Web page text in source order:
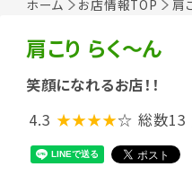
ホーム お店情報TOP 肩
肩こり らく～ん
笑顔になれるお店！！
4.3 ★★★★☆ 総数13